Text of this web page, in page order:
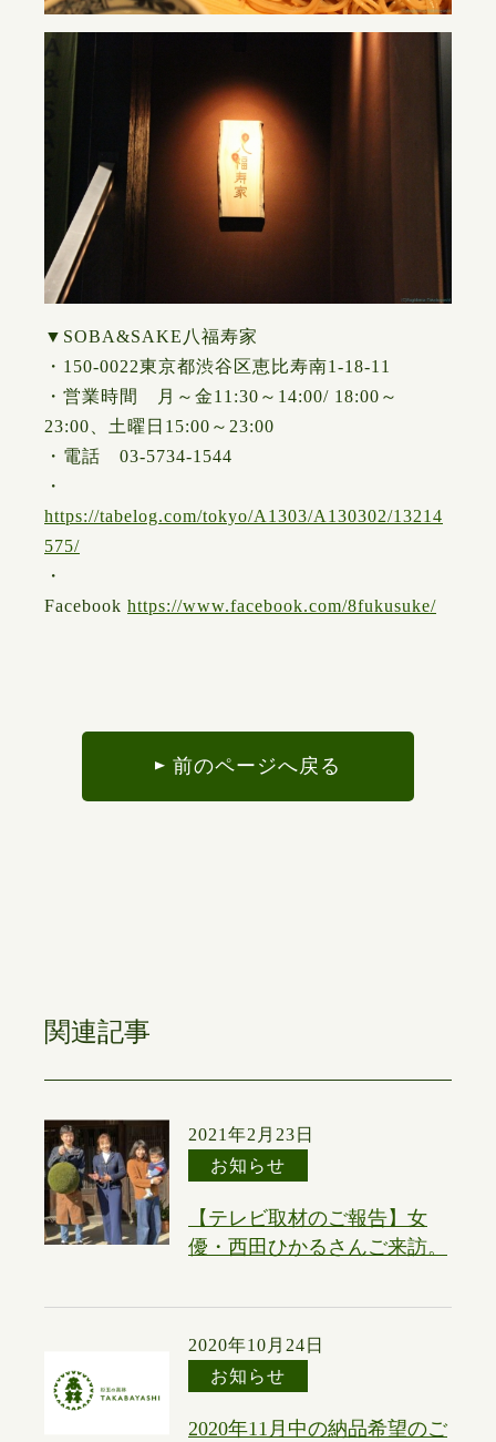
▼SOBA&SAKE八福寿家
・150-0022東京都渋谷区恵比寿南1-18-11
・営業時間 月～金11:30～14:00/ 18:00～
23:00、土曜日15:00～23:00
・電話 03-5734-1544
・
https://tabelog.com/tokyo/A1303/A130302/13214
575/
・
Facebook https://www.facebook.com/8fukusuke/
前のページへ戻る
関連記事
2021年2月23日
お知らせ
【テレビ取材のご報告】女
優・西田ひかるさんご来訪。
2020年10月24日
お知らせ
2020年11月中の納品希望のご